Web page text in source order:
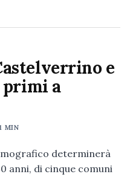
e
primi a
MIN
determinerà
anni, di cinque comuni